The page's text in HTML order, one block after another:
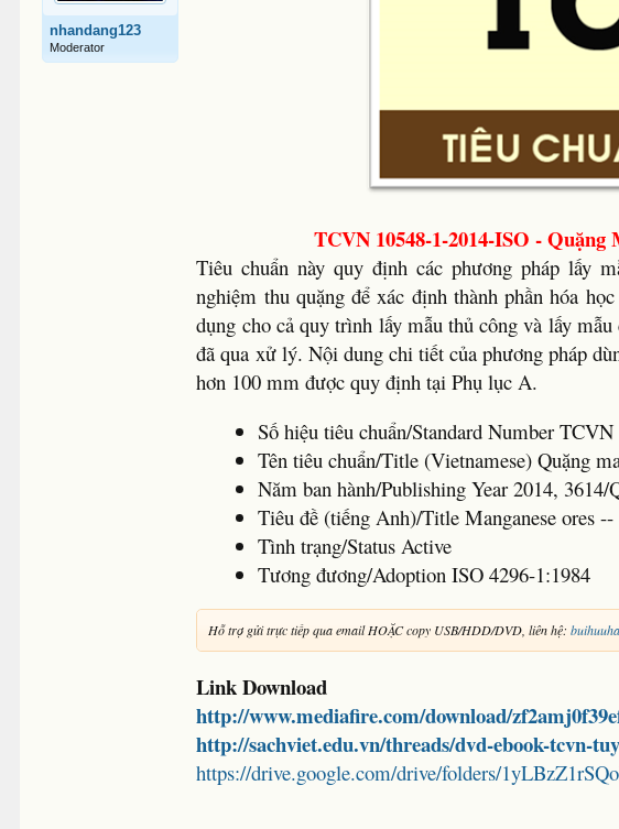
nhandang123
Moderator
TCVN 10548-1-2014-ISO -
Tiêu chuẩn này quy định các phương pháp lấy
nghiệm thu quặng để xác định thành phần hóa
dụng cho cả quy trình lấy mẫu thủ công và lấy
đã qua xử lý. Nội dung chi tiết của phương pháp
hơn 100 mm được quy định tại Phụ lục A.
Số hiệu tiêu chuẩn/Standard Number
Tên tiêu chuẩn/Title (Vietnamese) Quặng
Năm ban hành/Publishing Year 2014,
Tiêu đề (tiếng Anh)/Title Manganese ores
Tình trạng/Status Active
Tương đương/Adoption ISO 4296-1:1984
Hỗ trợ gửi trực tiếp qua email HOẶC copy USB/HDD/DVD, liên hệ:
Link Download
http://www.mediafire.com/download/
http://sachviet.edu.vn/threads/dvd-ebook-tcvn-
https://drive.google.com/drive/folders/